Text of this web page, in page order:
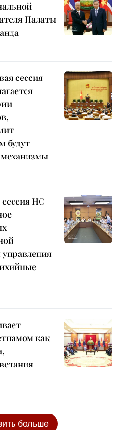
Палаты
сессия
будут
сессия НС
как
больше